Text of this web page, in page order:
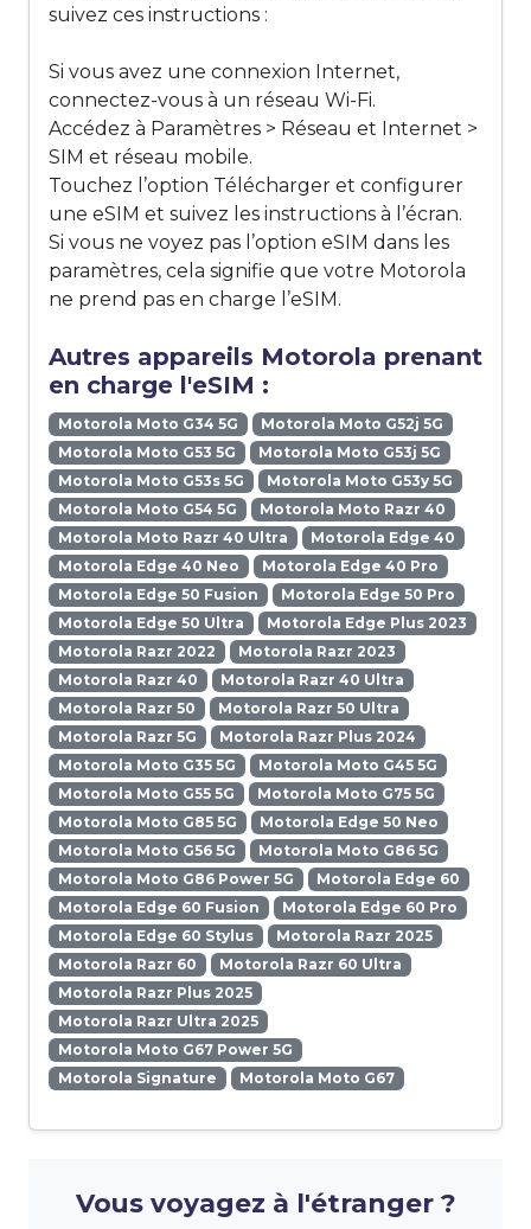
suivez ces instructions :
Si vous avez une connexion Internet,
connectez-vous à un réseau Wi-Fi.
Accédez à Paramètres > Réseau et Internet >
SIM et réseau mobile.
Touchez l’option Télécharger et configurer
une eSIM et suivez les instructions à l’écran.
Si vous ne voyez pas l’option eSIM dans les
paramètres, cela signifie que votre Motorola
ne prend pas en charge l’eSIM.
Autres appareils Motorola prenant
en charge l'eSIM :
Motorola Moto G34 5G
Motorola Moto G52j 5G
Motorola Moto G53 5G
Motorola Moto G53j 5G
Motorola Moto G53s 5G
Motorola Moto G53y 5G
Motorola Moto G54 5G
Motorola Moto Razr 40
Motorola Moto Razr 40 Ultra
Motorola Edge 40
Motorola Edge 40 Neo
Motorola Edge 40 Pro
Motorola Edge 50 Fusion
Motorola Edge 50 Pro
Motorola Edge 50 Ultra
Motorola Edge Plus 2023
Motorola Razr 2022
Motorola Razr 2023
Motorola Razr 40
Motorola Razr 40 Ultra
Motorola Razr 50
Motorola Razr 50 Ultra
Motorola Razr 5G
Motorola Razr Plus 2024
Motorola Moto G35 5G
Motorola Moto G45 5G
Motorola Moto G55 5G
Motorola Moto G75 5G
Motorola Moto G85 5G
Motorola Edge 50 Neo
Motorola Moto G56 5G
Motorola Moto G86 5G
Motorola Moto G86 Power 5G
Motorola Edge 60
Motorola Edge 60 Fusion
Motorola Edge 60 Pro
Motorola Edge 60 Stylus
Motorola Razr 2025
Motorola Razr 60
Motorola Razr 60 Ultra
Motorola Razr Plus 2025
Motorola Razr Ultra 2025
Motorola Moto G67 Power 5G
Motorola Signature
Motorola Moto G67
Vous voyagez à l'étranger ?